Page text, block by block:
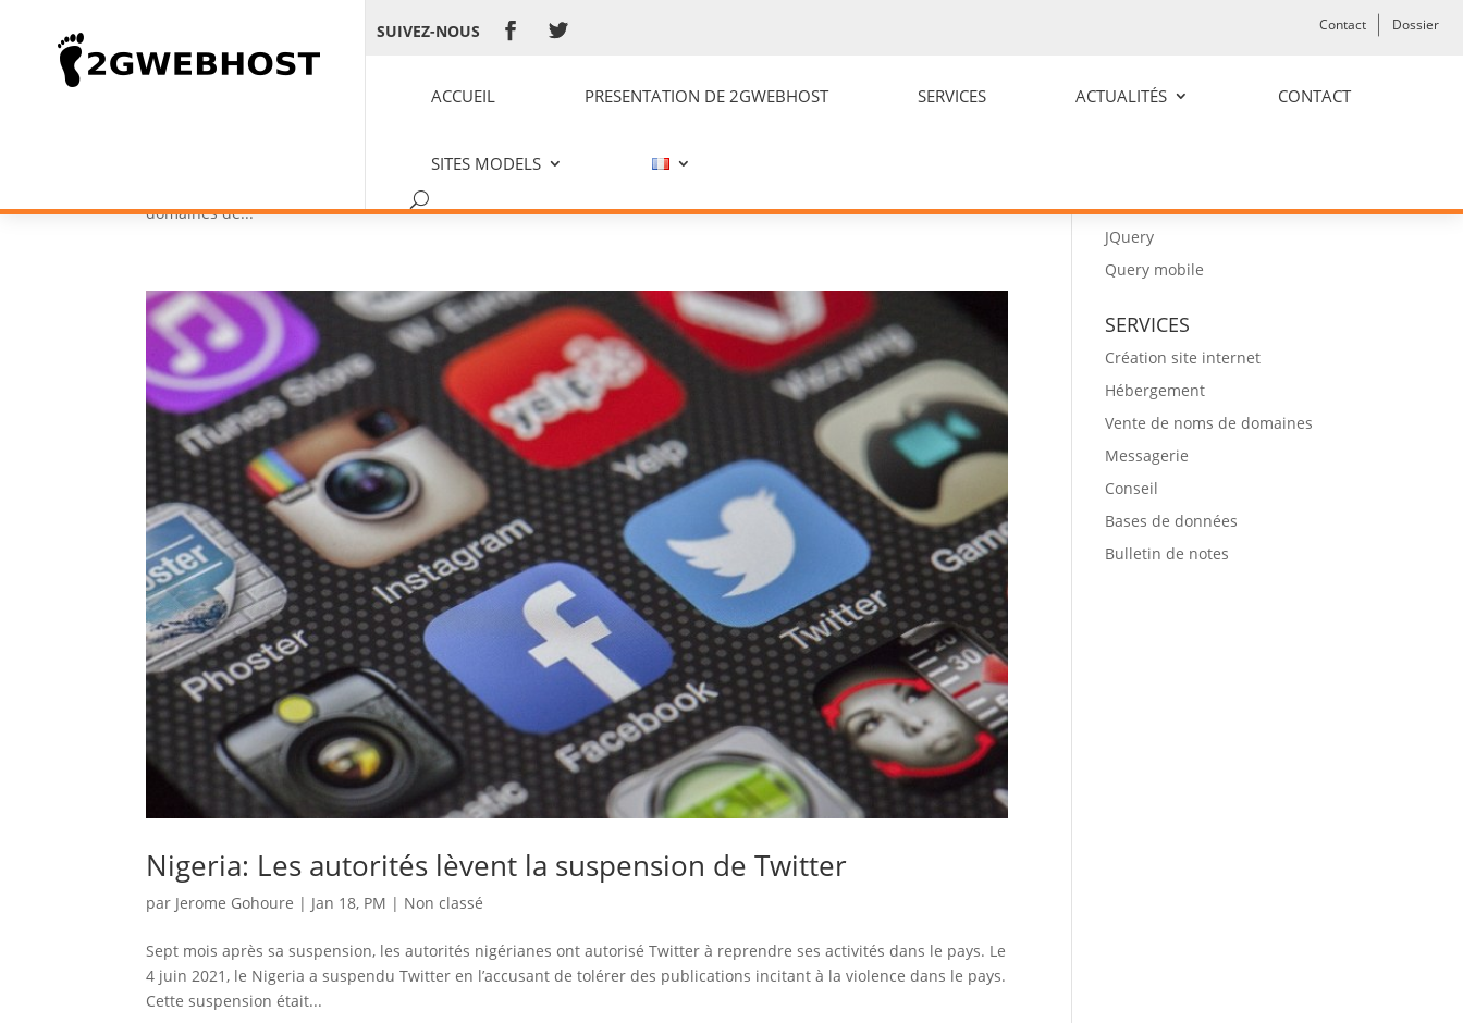
SUIVEZ-NOUS Contact Dossier
ACCUEIL PRESENTATION DE 2GWEBHOST SERVICES ACTUALITÉS CONTACT
SITES MODELS
Model-articles-dossier(2022)
Actualités Ici vous trouvez les recents articles dans les domaines de l’informatique, Internet, Télécom et des Ntics en
Afrique Model-articles-dossier(2022) Jan 20, 2023 | Non classéActualités Ici vous trouvez les recents articles dans les
domaines de...
Nigeria: Les autorités lèvent la suspension de Twitter
par Jerome Gohoure | Jan 18, PM | Non classé
Sept mois après sa suspension, les autorités nigérianes ont autorisé Twitter à reprendre ses activités dans le pays. Le
4 juin 2021, le Nigeria a suspendu Twitter en l’accusant de tolérer des publications incitant à la violence dans le pays.
Cette suspension était...
CMS WordPress
CSS3
JQuery
Query mobile
SERVICES
Création site internet
Hébergement
Vente de noms de domaines
Messagerie
Conseil
Bases de données
Bulletin de notes